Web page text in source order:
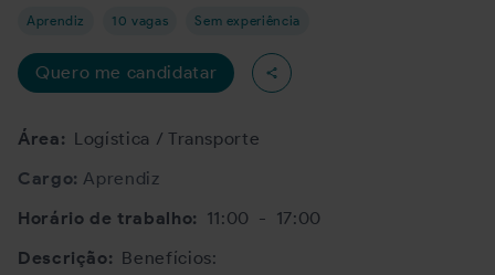
Aprendiz 10 vagas Sem experiência
Quero me candidatar
Área: Logística / Transporte
Cargo: Aprendiz
Horário de trabalho: 11:00 - 17:00
Descrição: Benefícios: